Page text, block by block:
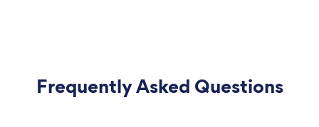
Frequently Asked Questions